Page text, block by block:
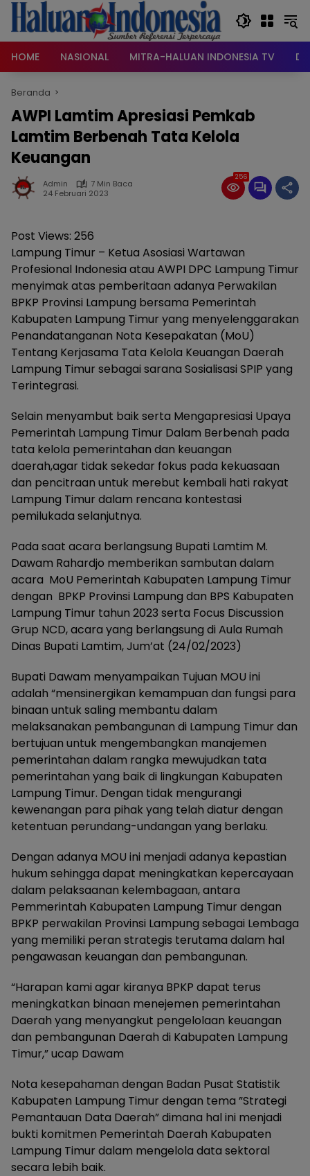
Langsung
konten
HOME
NASIONAL MITRA-HALUAN INDONESIA TV
Beranda
AWPI Lamtim Apresiasi Pemkab
Lamtim Berbenah Tata Kelola
Keuangan
Admin
7 Min Baca
24 Februari 2023
256
Post Views: 256
Lampung Timur – Ketua Asosiasi Wartawan
Profesional Indonesia atau AWPI DPC Lampung Timur
menyimak atas pemberitaan adanya Perwakilan
BPKP Provinsi Lampung bersama Pemerintah
Kabupaten Lampung Timur yang menyelenggarakan
Penandatanganan Nota Kesepakatan (MoU)
Tentang Kerjasama Tata Kelola Keuangan Daerah
Lampung Timur sebagai sarana Sosialisasi SPIP yang
Terintegrasi.
Selain menyambut baik serta Mengapresiasi Upaya
Pemerintah Lampung Timur Dalam Berbenah pada
tata kelola pemerintahan dan keuangan
daerah,agar tidak sekedar fokus pada kekuasaan
dan pencitraan untuk merebut kembali hati rakyat
Lampung Timur dalam rencana kontestasi
pemilukada selanjutnya.
Pada saat acara berlangsung Bupati Lamtim M.
Dawam Rahardjo memberikan sambutan dalam
acara MoU Pemerintah Kabupaten Lampung Timur
dengan BPKP Provinsi Lampung dan BPS Kabupaten
Lampung Timur tahun 2023 serta Focus Discussion
Grup NCD, acara yang berlangsung di Aula Rumah
Dinas Bupati Lamtim, Jum’at (24/02/2023)
Bupati Dawam menyampaikan Tujuan MOU ini
adalah “mensinergikan kemampuan dan fungsi para
binaan untuk saling membantu dalam
melaksanakan pembangunan di Lampung Timur dan
bertujuan untuk mengembangkan manajemen
pemerintahan dalam rangka mewujudkan tata
pemerintahan yang baik di lingkungan Kabupaten
Lampung Timur. Dengan tidak mengurangi
kewenangan para pihak yang telah diatur dengan
ketentuan perundang-undangan yang berlaku.
Dengan adanya MOU ini menjadi adanya kepastian
hukum sehingga dapat meningkatkan kepercayaan
dalam pelaksaanan kelembagaan, antara
Pemmerintah Kabupaten Lampung Timur dengan
BPKP perwakilan Provinsi Lampung sebagai Lembaga
yang memiliki peran strategis terutama dalam hal
pengawasan keuangan dan pembangunan.
“Harapan kami agar kiranya BPKP dapat terus
meningkatkan binaan menejemen pemerintahan
Daerah yang menyangkut pengelolaan keuangan
dan pembangunan Daerah di Kabupaten Lampung
Timur,” ucap Dawam
Nota kesepahaman dengan Badan Pusat Statistik
Kabupaten Lampung Timur dengan tema ”Strategi
Pemantauan Data Daerah” dimana hal ini menjadi
bukti komitmen Pemerintah Daerah Kabupaten
Lampung Timur dalam mengelola data sektoral
secara lebih baik.